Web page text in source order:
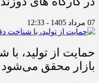
07 مرداد 1405 - 12:33
حمایت از تولید،
بازار محقق می‌شود